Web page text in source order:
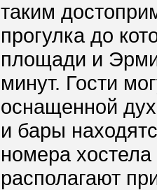
таким
прогулка до
площади и
минут. Гости
оснащенной
и бары
номера
располагают